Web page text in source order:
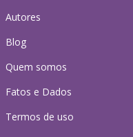
Autores
Blog
Quem somos
Fatos e Dados
Termos de uso